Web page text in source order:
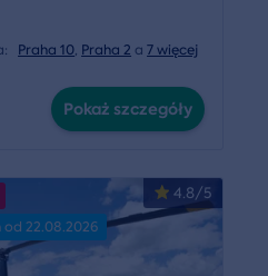
Praha 10, Praha 2 a7 więcej
Pokaż szczegóły
4.8/5
22.08.2026